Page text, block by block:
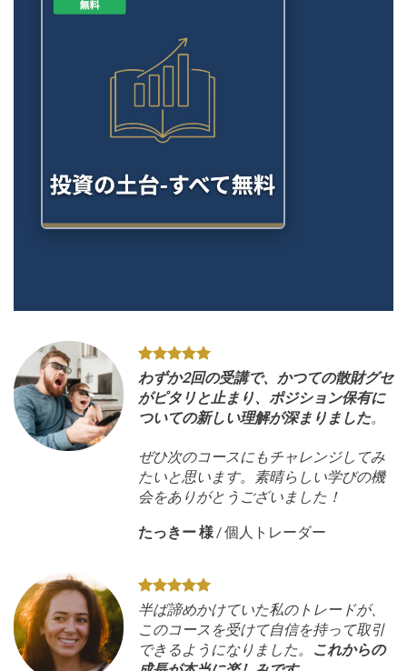
わずか2回の受講で、かつての散財グセ
がピタリと止まり、ポジション保有に
ついての新しい理解が深まりました。
ぜひ次のコースにもチャレンジしてみ
たいと思います。素晴らしい学びの機
会をありがとうございました！
たっきー 様 /個人トレーダー
半ば諦めかけていた私のトレードが、
このコースを受けて自信を持って取引
できるようになりました。
これからの